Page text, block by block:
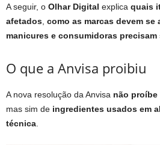
A seguir, o Olhar Digital explica quais
afetados como as marcas devem se
manicures e consumidoras precisam
O que a Anvisa proibiu
A nova resolução da Anvisa não proíbe
mas sim de ingredientes usados em
técnica